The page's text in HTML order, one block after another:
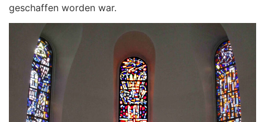
geschaffen worden war.